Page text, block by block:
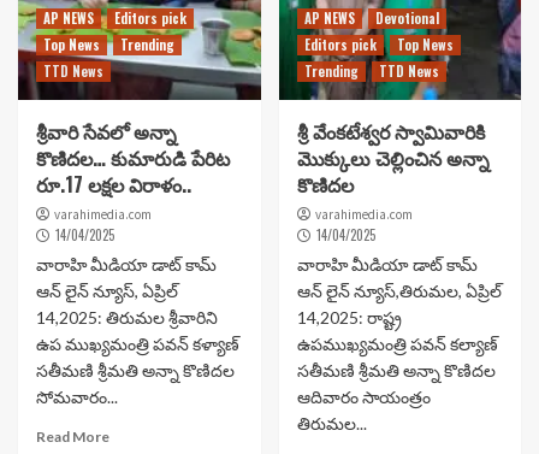
AP NEWS
Editors pick
Top News
Trending
TTD News
శ్రీవారి సేవలో అన్నా
కొణిదల… కుమారుడి పేరిట
రూ.17 లక్షల విరాళం..
varahimedia.com
14/04/2025
వారాహి మీడియా డాట్ కామ్
ఆన్ లైన్ న్యూస్, ఏప్రిల్
14,2025: తిరుమల శ్రీవారిని
ఉప ముఖ్యమంత్రి పవన్ కళ్యాణ్
సతీమణి శ్రీమతి అన్నా కొణిదల
సోమవారం...
Read More
AP NEWS
Devotional
Editors pick
Top News
Trending
TTD News
శ్రీ వేంకటేశ్వర స్వామివారికి
మొక్కులు చెల్లించిన అన్నా
కొణిదల
varahimedia.com
14/04/2025
వారాహి మీడియా డాట్ కామ్
ఆన్ లైన్ న్యూస్,తిరుమల, ఏప్రిల్
14,2025: రాష్ట్ర
ఉపముఖ్యమంత్రి పవన్ కల్యాణ్
సతీమణి శ్రీమతి అన్నా కొణిదల
ఆదివారం సాయంత్రం
తిరుమల...